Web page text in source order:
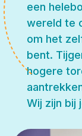
een
wereld te
om het
bent.
hogere
Wij zijn bij